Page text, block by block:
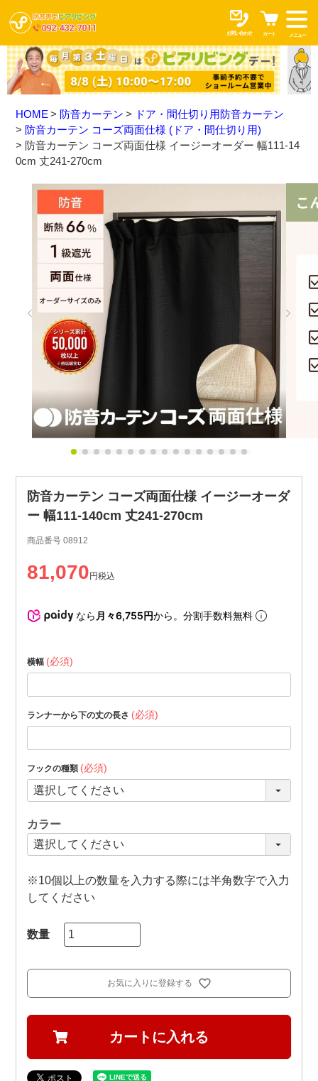
お問い合わせ カート メニュー
HOME 防音カーテン
ドア・間仕切り用防音カーテン
防音カーテン コーズ両面仕様 (ドア・間仕切り用)
防音カーテン コーズ両面仕様 イージーオーダー 幅111-14
0cm 丈241-270cm
防音カーテン コーズ両面仕様 イージーオーダ
ー 幅111-140cm 丈241-270cm
商品番号 08912
81,070 税込
なら 月々6,755円から。分割手数料無料
横幅 (必須)
ランナーから下の丈の長さ (必須)
フックの種類 (必須)
カラー
※10個以上の数量を入力する際には半角数字で入力
してください
お気に入りに登録する
カートに入れる